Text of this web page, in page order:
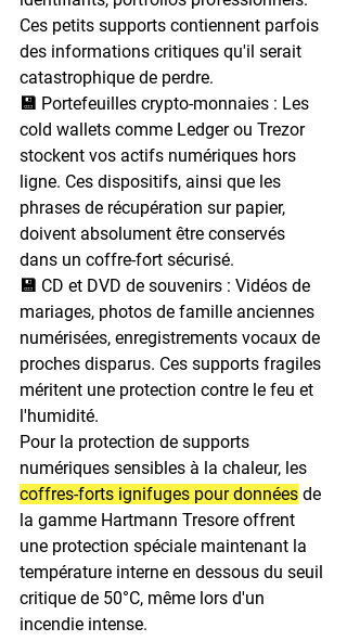
Ces petits supports contiennent parfois
des informations critiques qu'il serait
catastrophique de perdre.
💾 Portefeuilles crypto-monnaies : Les
cold wallets comme Ledger ou Trezor
stockent vos actifs numériques hors
ligne. Ces dispositifs, ainsi que les
phrases de récupération sur papier,
doivent absolument être conservés
dans un coffre-fort sécurisé.
💾 CD et DVD de souvenirs : Vidéos de
mariages, photos de famille anciennes
numérisées, enregistrements vocaux de
proches disparus. Ces supports fragiles
méritent une protection contre le feu et
l'humidité.
Pour la protection de supports
numériques sensibles à la chaleur, les
coffres-forts ignifuges pour données de
la gamme Hartmann Tresore offrent
une protection spéciale maintenant la
température interne en dessous du seuil
critique de 50°C, même lors d'un
incendie intense.